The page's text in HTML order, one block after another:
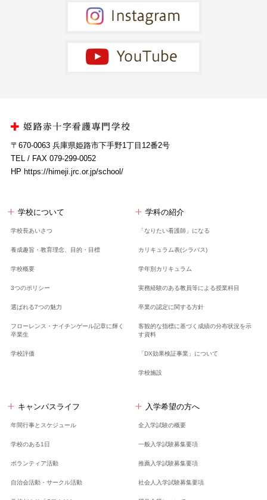
〒670-0063 兵庫県姫路市下手野1丁目12番2号
TEL / FAX 079-299-0052
HP https://himeji.jrc.or.jp/school/
学校について
学校長あいさつ
養成趣旨・教育理念、 目的・目標
学校概要
3つのポリシー
選ばれる7つの魅力
フローレンス・ナイチンゲール記章に輝く
卒業生
学校評価
学科の紹介
「なりたい看護師」になる
カリキュラム表(シラバス)
学年別カリキュラム
実務経験のある教員等による授業科目
卒業の認定に関する方針
客観的な指標に基づく成績の分布状況を示
す資料
「DX効果検証事業」について
学校施設
キャンパスライフ
年間行事とスケジュール
学校のある1日
ボランティア活動
自治会活動・サークル活動
入学希望の方へ
全入学試験の概要
一般入学試験募集要項
推薦入学試験募集要項
社会人入学試験募集要項